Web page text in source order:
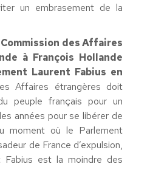
un embrasement de la
Commission des Affaires
à François Hollande
Laurent Fabius en
Affaires étrangères doit
peuple français pour un
années pour se libérer de
moment où le Parlement
de France d’expulsion,
est la moindre des